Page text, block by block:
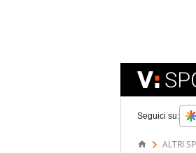
Seguici su:
ALTRI